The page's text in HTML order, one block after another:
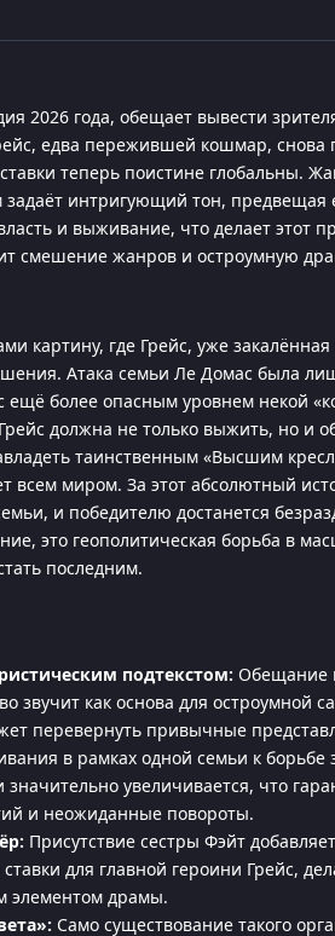
2026 года, обещает вывести
едва пережившей кошмар, снова
теперь поистине глобальны.
интригующий тон, предвещая
и выживание, что делает этот
смешение жанров и остроумную
картину, где Грейс, уже закалённая
Атака семьи Ле Домас была
ещё более опасным уровнем некой
должна не только выжить, но и
таинственным «Высшим
всем миром. За этот абсолютный
и победителю достанется
это геополитическая борьба в
последним.
подтекстом: Обещание
звучит как основа для остроумной
перевернуть привычные
в рамках одной семьи к борьбе
увеличивается, что
и неожиданные повороты.
Присутствие сестры Фэйт
для главной героини Грейс,
элементом драмы.
Само существование такого